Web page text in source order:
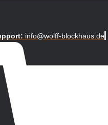
info@wolff-blockhaus.de